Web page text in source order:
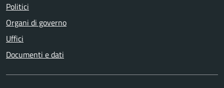
Politici
Organi di governo
Uffici
Documenti e dati